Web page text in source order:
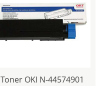
Toner OKI N-44574901